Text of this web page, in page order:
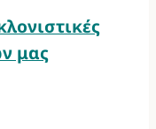
μας